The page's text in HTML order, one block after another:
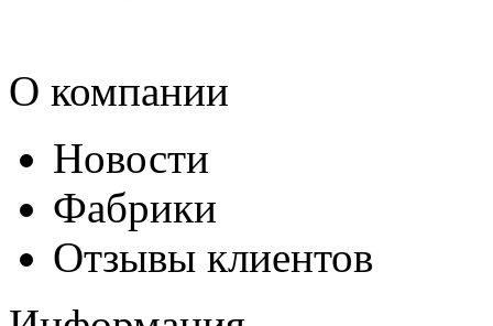
О компании
Новости
Фабрики
Отзывы клиентов